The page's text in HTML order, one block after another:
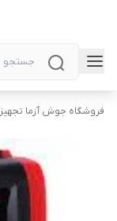
فروشگاه جوش آزما تجهیز